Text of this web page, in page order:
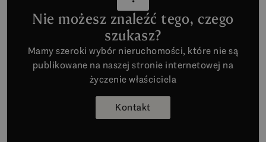
Nie możesz znaleźć tego, czego
szukasz?
Mamy szeroki wybór nieruchomości, które nie są
publikowane na naszej stronie internetowej na
życzenie właściciela
Kontakt